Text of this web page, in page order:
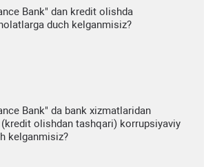
Bank" dan kredit olishda
duch kelganmisiz?
Bank" da bank xizmatlaridan
olishdan tashqari) korrupsiyaviy
kelganmisiz?